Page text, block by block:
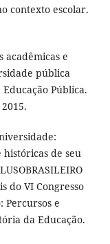
contexto escolar.
acadêmicas e
pública
Pública.
de seu
do VI Congresso
Percursos e
da Educação.